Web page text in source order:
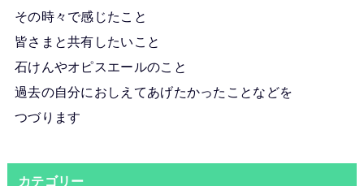
その時々で感じたこと
皆さまと共有したいこと
石けんやオピスエールのこと
過去の自分におしえてあげたかったことなどを
つづります
カテゴリー